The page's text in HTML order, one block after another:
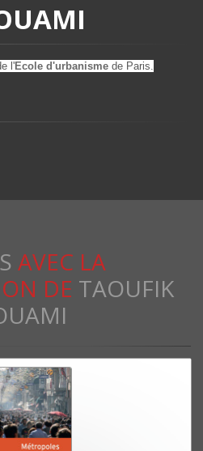
l'Ecole d'urbanisme de Paris.
AVEC LA
DE TAOUFIK